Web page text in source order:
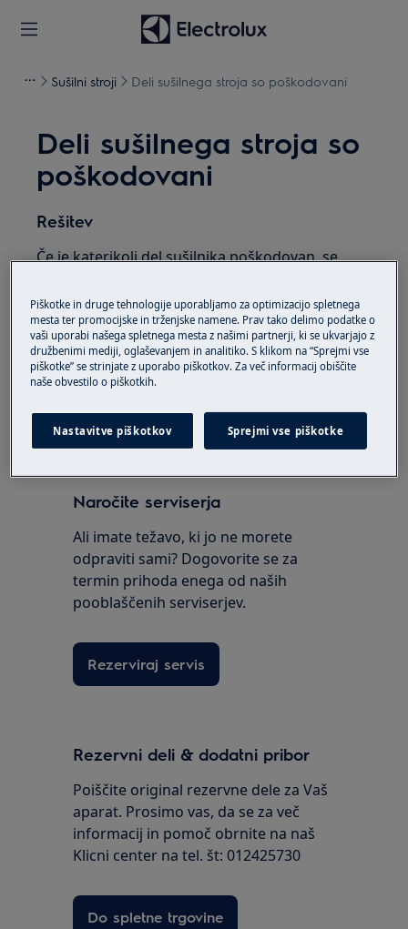
Sušilni stroji Deli sušilnega stroja so poškodovani
Deli sušilnega stroja so
poškodovani
Rešitev
Če je katerikoli del sušilnika poškodovan, se
01 / 24 25730.
Garancija ne pokriva mehanskih poškodb
naprave.
Je bil ta članek v pomoč?
Naročite serviserja
Ali imate težavo, ki jo ne morete
odpraviti sami? Dogovorite se za
termin prihoda enega od naših
pooblaščenih serviserjev.
Rezerviraj servis
Rezervni deli & dodatni pribor
Poiščite original rezervne dele za Vaš
aparat. Prosimo vas, da se za več
informacij in pomoč obrnite na naš
Klicni center na tel. št: 012425730
Do spletne trgovine
Piškotke in druge tehnologije uporabljamo za optimizacijo spletnega
mesta ter promocijske in trženjske namene. Prav tako delimo podatke o
vaši uporabi našega spletnega mesta z našimi partnerji, ki se ukvarjajo z
družbenimi mediji, oglaševanjem in analitiko. S klikom na “Sprejmi vse
piškotke” se strinjate z uporabo piškotkov. Za več informacij obiščite
naše obvestilo o piškotkih.
Nastavitve piškotkov Sprejmi vse piškotke